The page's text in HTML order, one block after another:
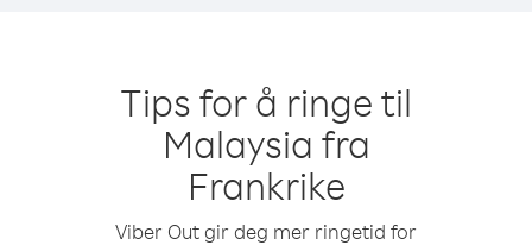
Tips for å ringe til
Malaysia fra
Frankrike
Viber Out gir deg mer ringetid for